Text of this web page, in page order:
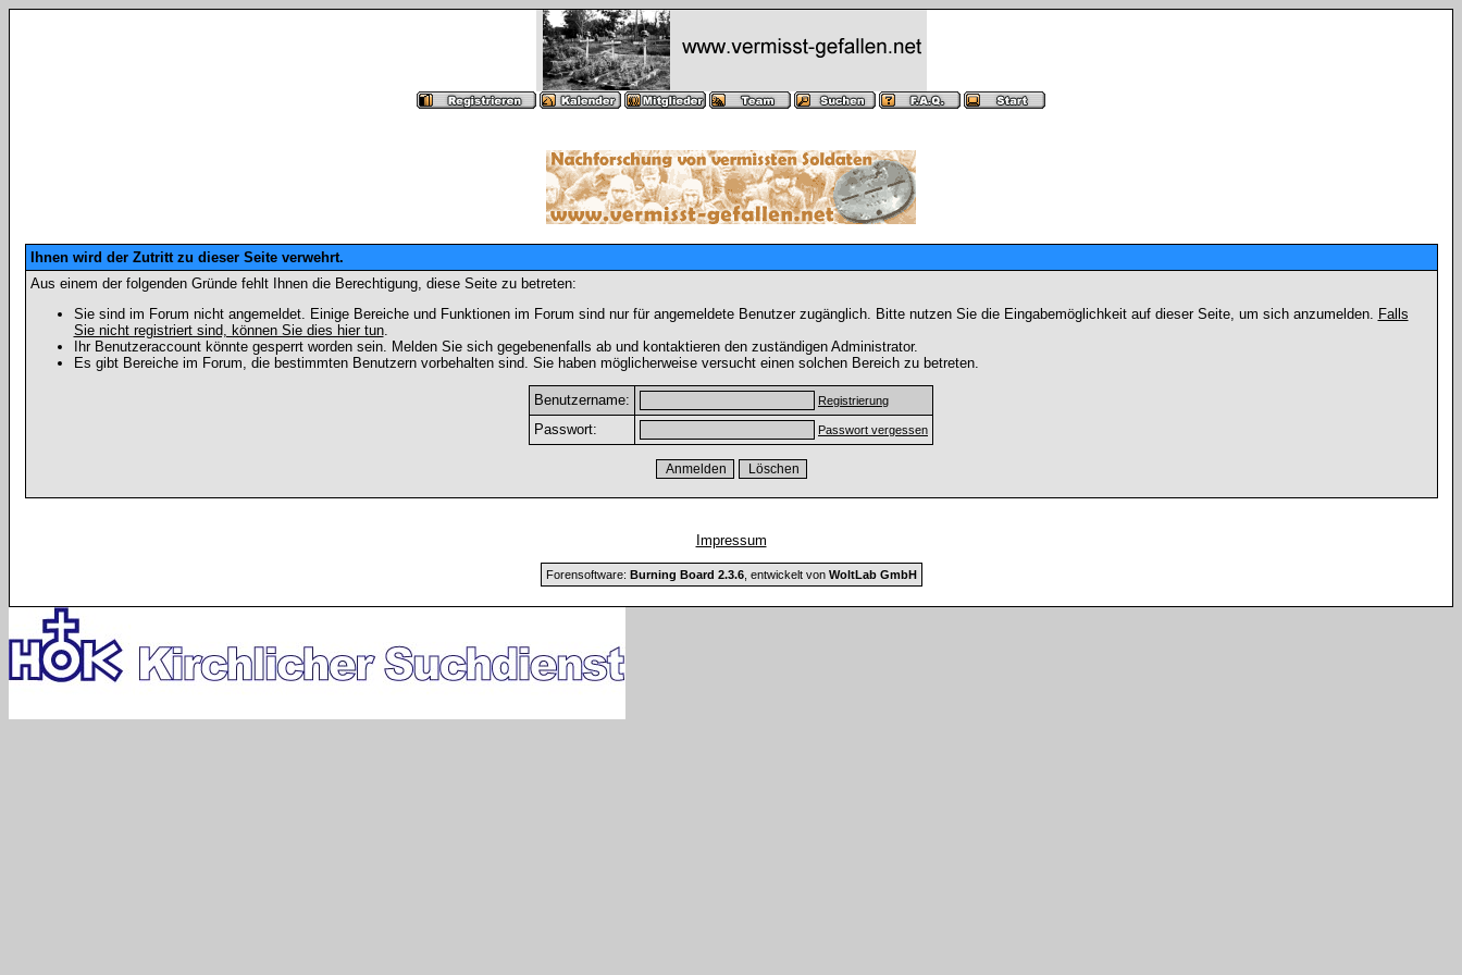
Ihnen wird der Zutritt zu dieser Seite verwehrt.
Aus einem der folgenden Gründe fehlt Ihnen die Berechtigung, diese Seite zu betreten:
Sie sind im Forum nicht angemeldet. Einige Bereiche und Funktionen im Forum sind nur für angemeldete Benutzer zugänglich. Bitte nutzen Sie die Eingabemöglichkeit auf dieser Seite, um sich anzumelden. Falls
Sie nicht registriert sind, können Sie dies hier tun.
Ihr Benutzeraccount könnte gesperrt worden sein. Melden Sie sich gegebenenfalls ab und kontaktieren den zuständigen Administrator.
Es gibt Bereiche im Forum, die bestimmten Benutzern vorbehalten sind. Sie haben möglicherweise versucht einen solchen Bereich zu betreten.
Benutzername: Registrierung
Passwort: Passwort vergessen
Impressum
Forensoftware: Burning Board 2.3.6, entwickelt von WoltLab GmbH